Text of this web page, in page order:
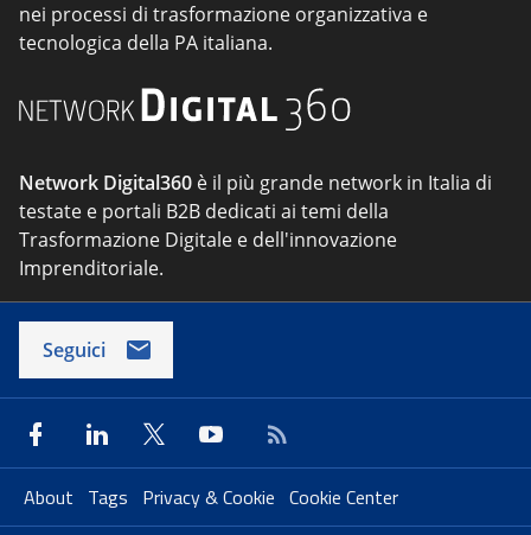
nei processi di trasformazione organizzativa e
tecnologica della PA italiana.
Network Digital360 è il più grande network in Italia di
testate e portali B2B dedicati ai temi della
Trasformazione Digitale e dell'innovazione
Imprenditoriale.
Seguici
About Tags Privacy & Cookie Cookie Center